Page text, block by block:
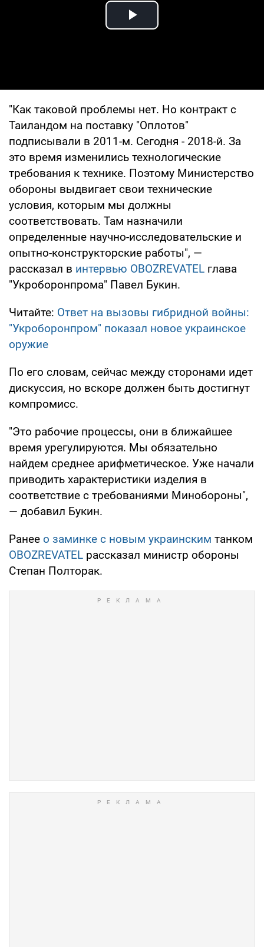
Play Video
"Как таковой проблемы нет. Но контракт с
Таиландом на поставку "Оплотов"
подписывали в 2011-м. Сегодня - 2018-й. За
это время изменились технологические
требования к технике. Поэтому Министерство
обороны выдвигает свои технические
условия, которым мы должны
соответствовать. Там назначили
определенные научно-исследовательские и
опытно-конструкторские работы", —
рассказал в интервью OBOZREVATEL глава
"Укроборонпрома" Павел Букин.
Читайте: Ответ на вызовы гибридной войны:
"Укроборонпром" показал новое украинское
оружие
По его словам, сейчас между сторонами идет
дискуссия, но вскоре должен быть достигнут
компромисс.
"Это рабочие процессы, они в ближайшее
время урегулируются. Мы обязательно
найдем среднее арифметическое. Уже начали
приводить характеристики изделия в
соответствие с требованиями Минобороны",
— добавил Букин.
Ранее о заминке с новым украинским танком
OBOZREVATEL рассказал министр обороны
Степан Полторак.